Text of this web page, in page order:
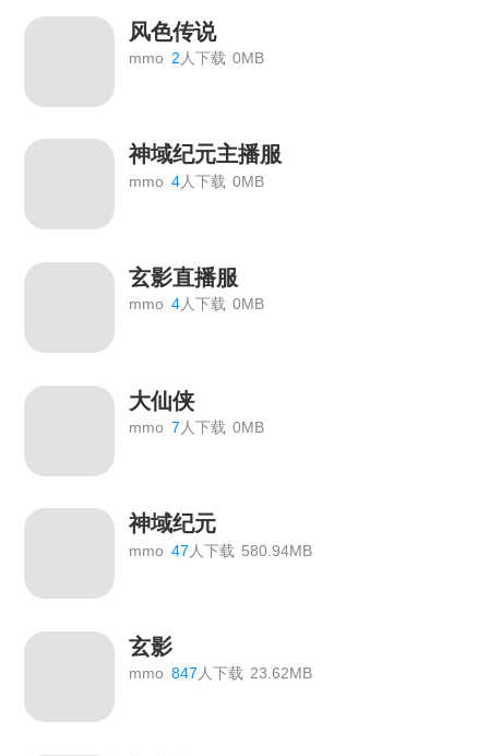
风色传说
mmo 2 人下载 0MB
神域纪元主播服
mmo 4人下载 0MB
玄影直播服
mmo 4人下载 0MB
大仙侠
mmo 7 人下载 0MB
神域纪元
mmo 47 人下载 580.94MB
玄影
mmo 847人下载 23.62MB